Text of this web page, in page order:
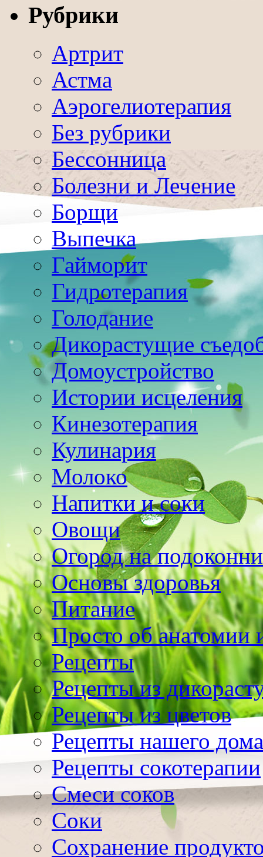
Рубрики
Артрит
Астма
Аэрогелиотерапия
Без рубрики
Бессонница
Болезни и Лечение
Борщи
Выпечка
Гайморит
Гидротерапия
Голодание
Дикорастущие
Домоустройство
Истории исцеления
Кинезотерапия
Кулинария
Молоко
Напитки и соки
Овощи
Огород на
Основы здоровья
Питание
Просто об анатомии
Рецепты
Рецепты из
Рецепты из цветов
Рецепты нашего дома
Рецепты сокотерапии
Смеси соков
Соки
Сохранение